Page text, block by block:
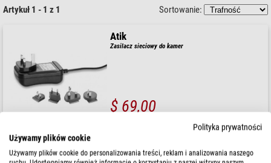
Artykuł 1 - 1 z 1 Sortowanie:
Atik
Zasilacz sieciowy do kamer
$ 69,00
gotowe do wysyłki w24 godziny
Polityka prywatności
Używamy plików cookie
Używamy plików cookie do personalizowania treści, reklam i analizowania naszego